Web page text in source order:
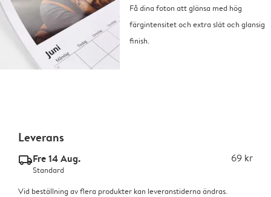
Få dina foton att glänsa med hög
färgintensitet och extra slät och glansig
finish.
Leverans
delivery_standard_v2Fre 14 Aug. 69 kr
Standard
Vid beställning av flera produkter kan leveranstiderna ändras.